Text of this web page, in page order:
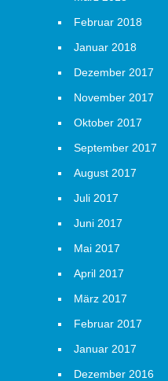
Februar 2018
Januar 2018
Dezember 2017
November 2017
Oktober 2017
September 2017
August 2017
Juli 2017
Juni 2017
Mai 2017
April 2017
März 2017
Februar 2017
Januar 2017
Dezember 2016